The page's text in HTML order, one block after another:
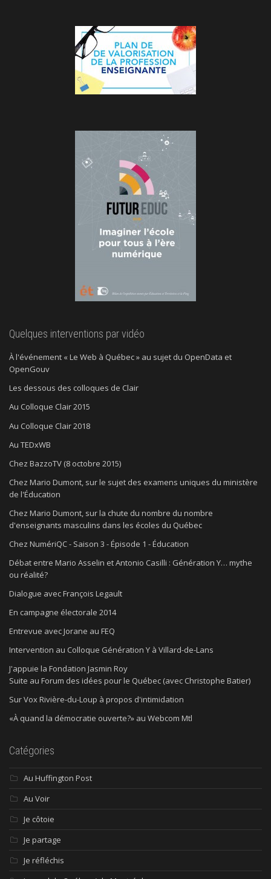
Quelques interventions par vidéo
À l'événement « Le Web à Québec » au sujet du OpenData et
OpenGouv
Les dessous des colloques de Clair
Au Colloque Clair 2015
Au Colloque Clair 2018
Au TEDxWB
Chez BazzoTV (8 octobre 2015)
Chez Mario Dumont, sur le sujet des examens uniques du ministère
de l'Éducation
Chez Mario Dumont, sur la chute du nombre du nombre
d'enseignants masculins dans les écoles du Québec
Chez NumériQC - Saison 3 - Épisode 1 - Éducation
Débat entre Mario Asselin et Antonio Casilli : Génération Y… mythe
ou réalité?
Dialogue avec François Legault
En campagne électorale 2014
Entrevue avec Jorane au FEQ
Intervention au Colloque Génération Y à Villard-de-Lans
J'appuie la Fondation Jasmin Roy
Suite au Forum des idées pour le Québec (avec Christophe Batier)
Sur Vox Rivière-du-Loup à propos d'intimidation
«À quand la démocratie ouverte?» au Webcom Mtl
Catégories
Au Huffington Post
Au Voir
Je côtoie
Je partage
Je réfléchis